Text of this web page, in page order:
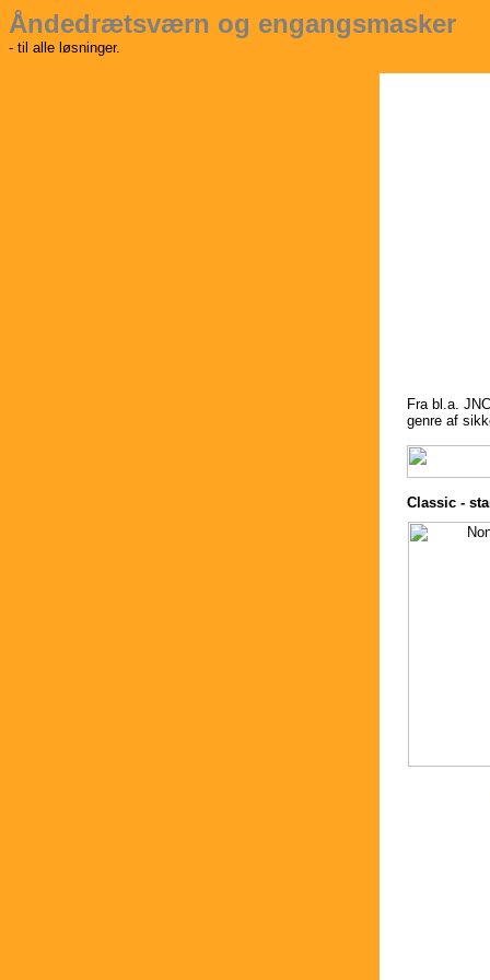
Åndedrætsværn og engangsmasker
- til alle løsninger.
Fra bl.a.
genre af
Classic -